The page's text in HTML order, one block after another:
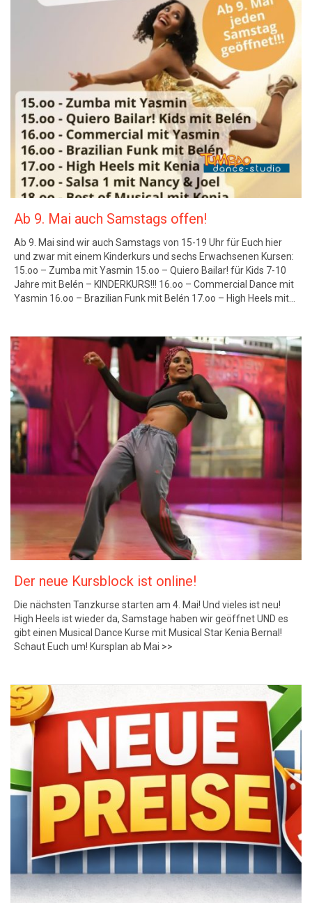
Ab 9. Mai auch Samstags offen!
Ab 9. Mai sind wir auch Samstags von 15-19 Uhr für Euch hier
und zwar mit einem Kinderkurs und sechs Erwachsenen Kursen:
15.oo – Zumba mit Yasmin 15.oo – Quiero Bailar! für Kids 7-10
Jahre mit Belén – KINDERKURS!!! 16.oo – Commercial Dance mit
Yasmin 16.oo – Brazilian Funk mit Belén 17.oo – High Heels mit…
Der neue Kursblock ist online!
Die nächsten Tanzkurse starten am 4. Mai! Und vieles ist neu!
High Heels ist wieder da, Samstage haben wir geöffnet UND es
gibt einen Musical Dance Kurse mit Musical Star Kenia Bernal!
Schaut Euch um! Kursplan ab Mai >>